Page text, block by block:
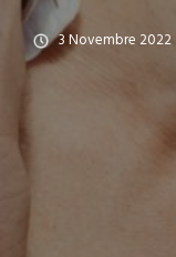
3 Novembre 2022